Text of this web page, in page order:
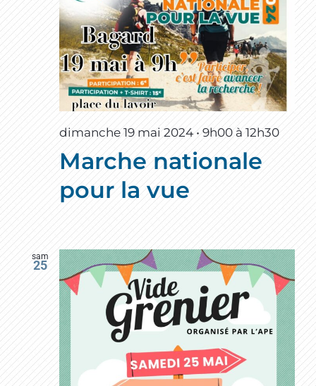
dimanche 19 mai 2024 • 9h00 à 12h30
Marche nationale
pour la vue
sam
25